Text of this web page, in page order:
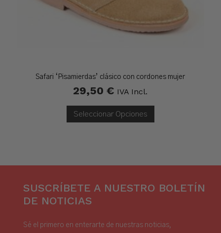
Safari ‘Pisamierdas’ clásico con cordones mujer
29,50€ IVA Incl.
Seleccionar Opciones
SUSCRÍBETE A NUESTRO BOLETÍN
DE NOTICIAS
Sé el primero en enterarte de nuestras noticias,